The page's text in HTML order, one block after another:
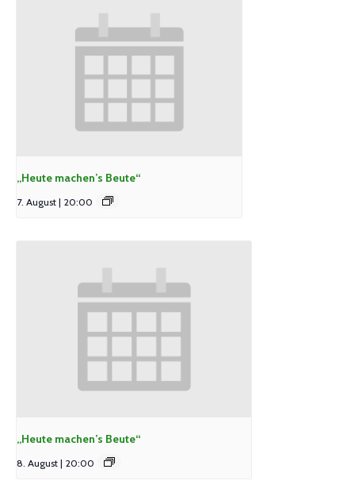
„Heute machen’s Beute“
7. August | 20:00
„Heute machen’s Beute“
8. August | 20:00